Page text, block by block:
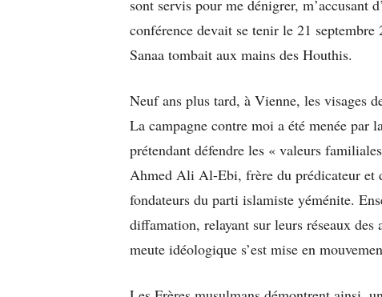
sont servis pour me dénigrer, m’accusant
conférence devait se tenir le 21
Sanaa tombait aux mains des Houthis.
Neuf ans plus tard, à Vienne, les visages
La campagne contre moi a été menée par
prétendant défendre les « valeurs
Ahmed Ali Al-Ebi, frère du prédicateur
fondateurs du parti islamiste yéménite.
diffamation, relayant sur leurs réseaux
meute idéologique s’est mise en